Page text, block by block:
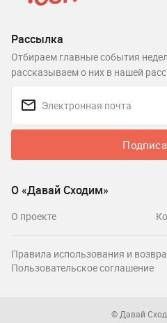
Рассылка
Отбираем главные события
рассказываем о них в нашей
О «Давай Сходим»
О проекте
Правила использования и
Пользовательское соглашение
© Давай